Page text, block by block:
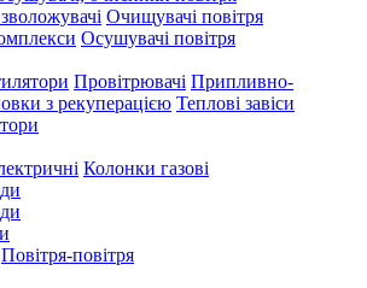
Очищувачі повітря
Осушувачі повітря
Провітрювачі Припливно-
з рекуперацією Теплові завіси
Колонки газові
Повітря-повітря